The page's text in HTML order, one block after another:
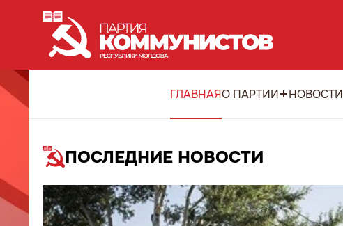
ГЛАВНАЯО ПАРТИИ НОВОСТИ
ПОСЛЕДНИЕ НОВОСТИ